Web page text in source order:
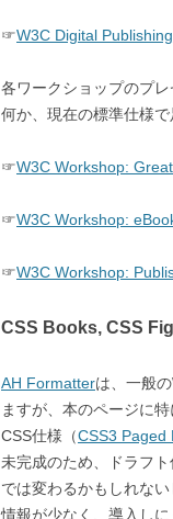
☞W3C Digital
各ワークショップのプ
何か、現在の標準仕様
☞W3C Workshop:
☞W3C Workshop:
☞W3C Workshop:
CSS Books, CSS
AH Formatterは、一般
ますが、本のページに
CSS仕様（CSS3 Paged
未完成のため、ドラフ
では変わるかもしれな
情報が少なく、導入し